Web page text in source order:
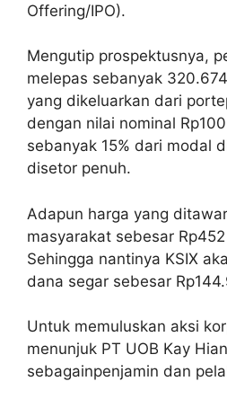
Offering/IPO).
Mengutip prospektusnya,
melepas sebanyak
yang dikeluarkan dari
dengan nilai nominal
sebanyak 15% dari modal
disetor penuh.
Adapun harga yang
masyarakat sebesar
Sehingga nantinya KSIX
dana segar sebesar
Untuk memuluskan aksi
menunjuk PT UOB Kay
sebagainpenjamin dan